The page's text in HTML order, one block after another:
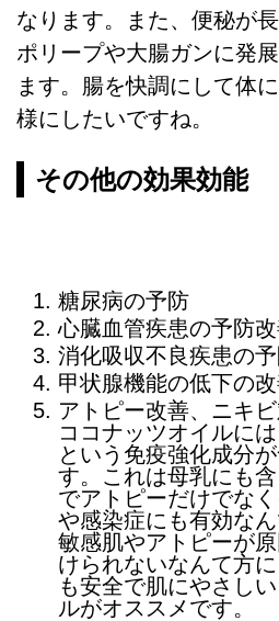
なります。また、便秘が
ポリープや大腸ガンに発
ます。腸を快調にして体
様にしたいですね。
その他の効果効能
糖尿病の予防
心臓血管疾患の予防
消化吸収不良疾患の
甲状腺機能の低下の
アトピー改善、ニキ
ココナッツオイルには
という免疫強化成分
す。これは母乳にも
でアトピーだけでな
や感染症にも有効なん
敏感肌やアトピーが
けられないなんて方
も安全で肌にやさし
ルがオススメです。